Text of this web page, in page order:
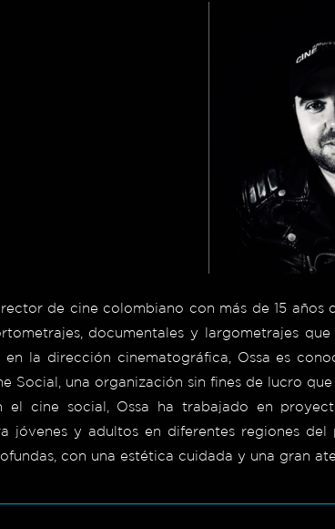
de cine colombiano con más de 15
documentales y largometrajes
la dirección cinematográfica, Ossa es
Social, una organización sin fines de lucro
el cine social, Ossa ha trabajado en
jóvenes y adultos en diferentes regiones
con una estética cuidada y una gran